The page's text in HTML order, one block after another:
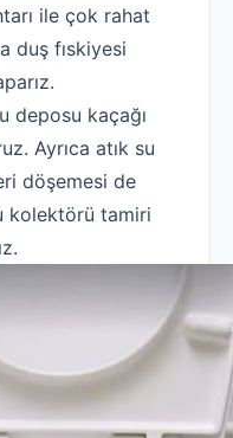
ile çok rahat
duş fıskiyesi
deposu kaçağı
Ayrıca atık su
döşemesi de
kolektörü tamiri